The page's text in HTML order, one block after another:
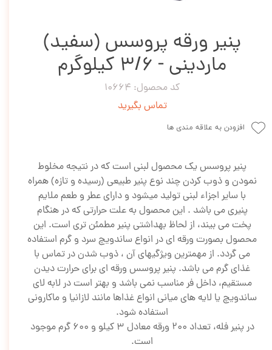
پنیر ورقه پروسس (سفید)
ماردینی - 3/6 کیلوگرم
کد محصول: 10664
تماس بگیرید
افزودن به علاقه مندی ها
پنیر پروسس یك محصول لبنی است که در نتیجه مخلوط
نمودن و ذوب کردن چند نوع پنیر طبیعی (رسیده و تازه) همراه
با سایر اجزاء لبنی تولید میشود و دارای عطر و طعم ملایم
پنیری می باشد . این محصول به علت حرارتی که در هنگام
پخت می بیند، از لحاظ بهداشتی پنیر مطمئن تری است. این
محصول بصورت ورقه ای در انواع ساندویچ سرد و گرم استفاده
می گردد. از مهمترین ویژگیهای آن ، ذوب شدن در تماس با
غذای گرم می باشد. پنیر پروسس ورقه ای برای حرارت دیدن
مستقیم، داخل فر مناسب نمی باشد و بهتر است در لابه لای
ساندویچ یا لایه های میانی انواع غذاها مانند لازانیا و ماکارونی
استفاده شود.
در پنیر فله، تعداد 200 ورقه معادل 3 کیلو و 600 گرم موجود
است.